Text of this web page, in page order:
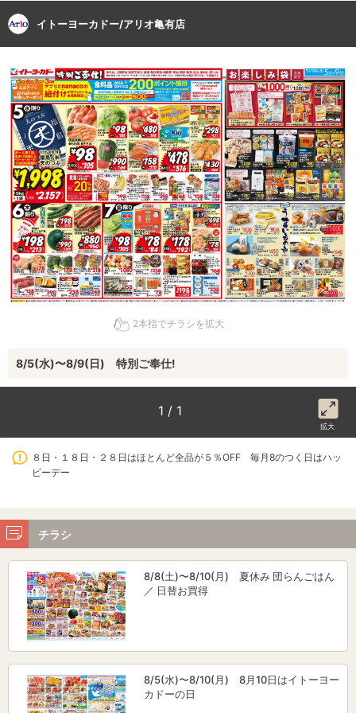
イトーヨーカドー/アリオ亀有店
2本指でチラシを拡大
8/5(水)〜8/9(日) 特別ご奉仕!
1 / 1
拡大
８日・１８日・２８日はほとんど全品が５％OFF 毎月8のつく日はハッ
ピーデー
チラシ
8/8(土)〜8/10(月) 夏休み 団らんごはん
／ 日替お買得
8/5(水)〜8/10(月) 8月10日はイトーヨー
カドーの日